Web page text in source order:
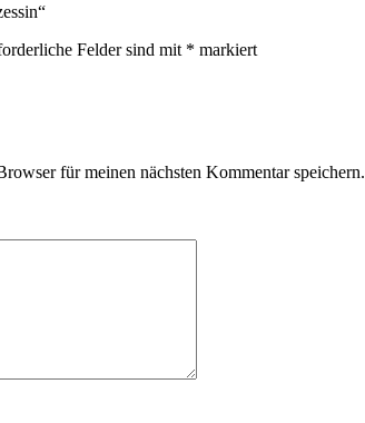
Felder sind mit * markiert
für meinen nächsten Kommentar speichern.